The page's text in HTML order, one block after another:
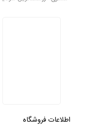
اطلاعات فروشگاه